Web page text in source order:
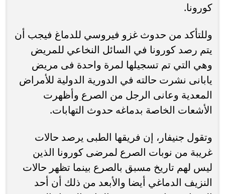
كورونا.
وللتأكد من حدوث غزو فيروسي للدماغ فيجب أن
يتم رصد كورونا في السائل النخاعي للمريض
وهي التي تم تسجيلها لمرة واحدة فى مريض
يابانى نشرت حالته في الدورية الدولية للأمراض
المعدية وعانى الرجل من الصرع وأظهرت
الأشعات الخاصة بدماغه حدوث التهابات.
وتقول جنيفار، إن فريقها الطبى يرصد حالات
غريبة من نوبات الصرع لمرضى كورونا الذين
ليس لهم تاريخ مسبق بالصرع بينما تظهر حالات
النزيف الدماغي أيضا والأبعد من ذلك أن أحد